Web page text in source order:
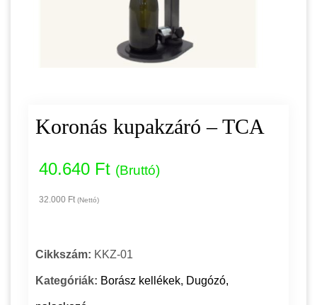
Koronás kupakzáró – TCA
40.640 Ft (Bruttó)
32.000 Ft(Nettó)
Cikkszám: KKZ-01
Kategóriák: Borász kellékek, Dugózó,